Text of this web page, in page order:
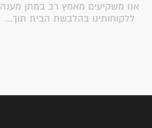
אנו משקיעים מאמץ רב במתן מענה
ללקוחותינו בהלבשת הבית תוך...